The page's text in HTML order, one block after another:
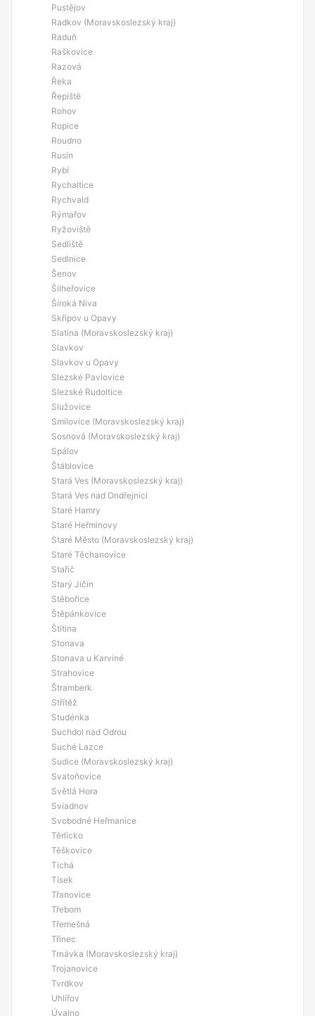
Pustějov
Radkov (Moravskoslezský kraj)
Raduň
Raškovice
Razová
Řeka
Řepiště
Rohov
Ropice
Roudno
Rusín
Rybí
Rychaltice
Rychvald
Rýmařov
Ryžoviště
Sedliště
Sedlnice
Šenov
Šilheřovice
Široká Niva
Skřipov u Opavy
Slatina (Moravskoslezský kraj)
Slavkov
Slavkov u Opavy
Slezské Pavlovice
Slezské Rudoltice
Služovice
Smilovice (Moravskoslezský kraj)
Sosnová (Moravskoslezský kraj)
Spálov
Štáblovice
Stará Ves (Moravskoslezský kraj)
Stará Ves nad Ondřejnicí
Staré Hamry
Staré Heřminovy
Staré Město (Moravskoslezský kraj)
Staré Těchanovice
Stařič
Starý Jičín
Stěbořice
Štěpánkovice
Štítina
Stonava
Stonava u Karviné
Strahovice
Štramberk
Střítěž
Studénka
Suchdol nad Odrou
Suché Lazce
Sudice (Moravskoslezský kraj)
Svatoňovice
Světlá Hora
Sviadnov
Svobodné Heřmanice
Těrlicko
Těškovice
Tichá
Tísek
Třanovice
Třebom
Třemešná
Třinec
Trnávka (Moravskoslezský kraj)
Trojanovice
Tvrdkov
Uhlířov
Úvalno